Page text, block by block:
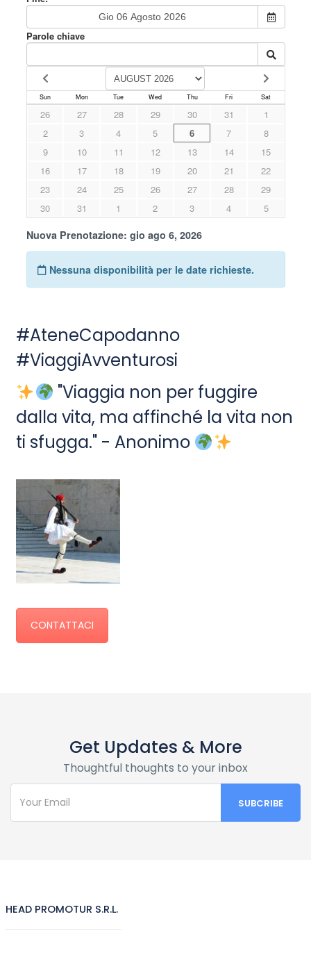
#AteneCapodanno
#ViaggiAvventurosi
"Viaggia non per fuggire
dalla vita, ma affinché la vita non
ti sfugga." - Anonimo
CONTATTACI
Get Updates & More
Thoughtful thoughts to your inbox
HEAD PROMOTUR S.R.L.